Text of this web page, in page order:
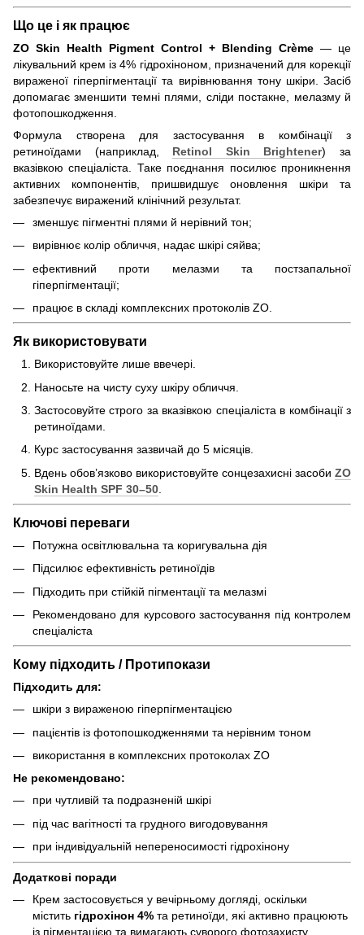
Що це і як працює
ZO Skin Health Pigment Control + Blending Crème — це
лікувальний крем із 4% гідрохіноном, призначений для корекції
вираженої гіперпігментації та вирівнювання тону шкіри. Засіб
допомагає зменшити темні плями, сліди постакне, мелазму й
фотопошкодження.
Формула створена для застосування в комбінації з
ретиноїдами (наприклад, Retinol Skin Brightener) за
вказівкою спеціаліста. Таке поєднання посилює проникнення
активних компонентів, пришвидшує оновлення шкіри та
забезпечує виражений клінічний результат.
зменшує пігментні плями й нерівний тон;
вирівнює колір обличчя, надає шкірі сяйва;
ефективний проти мелазми та постзапальної
гіперпігментації;
працює в складі комплексних протоколів ZO.
Як використовувати
Використовуйте лише ввечері.
Наносьте на чисту суху шкіру обличчя.
Застосовуйте строго за вказівкою спеціаліста в комбінації з
ретиноїдами.
Курс застосування зазвичай до 5 місяців.
Вдень обов’язково використовуйте сонцезахисні засоби ZO
Skin Health SPF 30–50
Ключові переваги
Потужна освітлювальна та коригувальна дія
Підсилює ефективність ретиноїдів
Підходить при стійкій пігментації та мелазмі
Рекомендовано для курсового застосування під контролем
спеціаліста
Кому підходить / Протипокази
Підходить для:
шкіри з вираженою гіперпігментацією
пацієнтів із фотопошкодженнями та нерівним тоном
використання в комплексних протоколах ZO
Не рекомендовано:
при чутливій та подразненій шкірі
під час вагітності та грудного вигодовування
при індивідуальній непереносимості гідрохінону
Додаткові поради
Крем застосовується у вечірньому догляді, оскільки
містить гідрохінон 4% та ретиноїди, які активно працюють
із пігментацією та вимагають суворого фотозахисту.